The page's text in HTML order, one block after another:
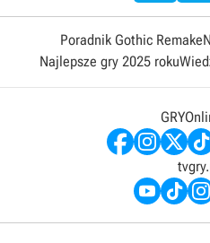
Poradnik Gothic Remake
Najlepsze gry 2025 roku